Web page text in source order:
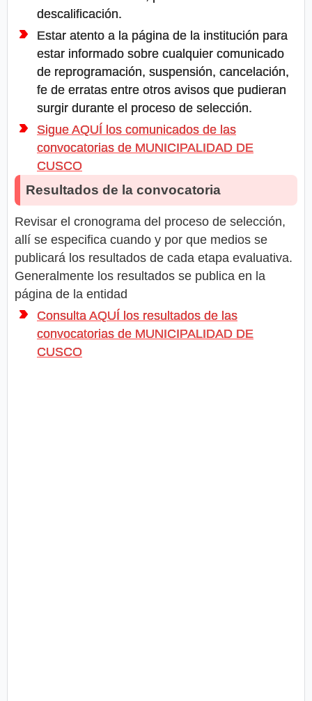
descalificación.
Estar atento a la página de la institución para
estar informado sobre cualquier comunicado
de reprogramación, suspensión, cancelación,
fe de erratas entre otros avisos que pudieran
surgir durante el proceso de selección.
Sigue AQUÍ los comunicados de las
convocatorias de MUNICIPALIDAD DE
CUSCO
Resultados de la convocatoria
Revisar el cronograma del proceso de selección,
allí se especifica cuando y por que medios se
publicará los resultados de cada etapa evaluativa.
Generalmente los resultados se publica en la
página de la entidad
Consulta AQUÍ los resultados de las
convocatorias de MUNICIPALIDAD DE
CUSCO